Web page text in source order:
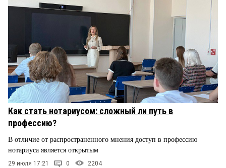
Как стать нотариусом: сложный ли путь в
профессию?
В отличие от распространенного мнения доступ в профессию
нотариуса является открытым
29 июля 17:21 0 2204